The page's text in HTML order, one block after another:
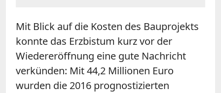
Mit Blick auf die Kosten des Bauprojekts
konnte das Erzbistum kurz vor der
Wiedereröffnung eine gute Nachricht
verkünden: Mit 44,2 Millionen Euro
wurden die 2016 prognostizierten